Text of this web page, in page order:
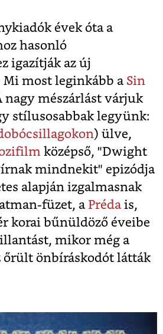
évek óta a
hasonló
igazítják az új
Mi most leginkább a Sin
nagy mészárlást várjuk
stílusosabbak legyünk:
) ülve,
középső, "Dwight
mindnekit" epizódja
alapján izgalmasnak
füzet, a Prédais,
korai bűnüldöző éveibe
mikor még a
őrült önbíráskodót látták